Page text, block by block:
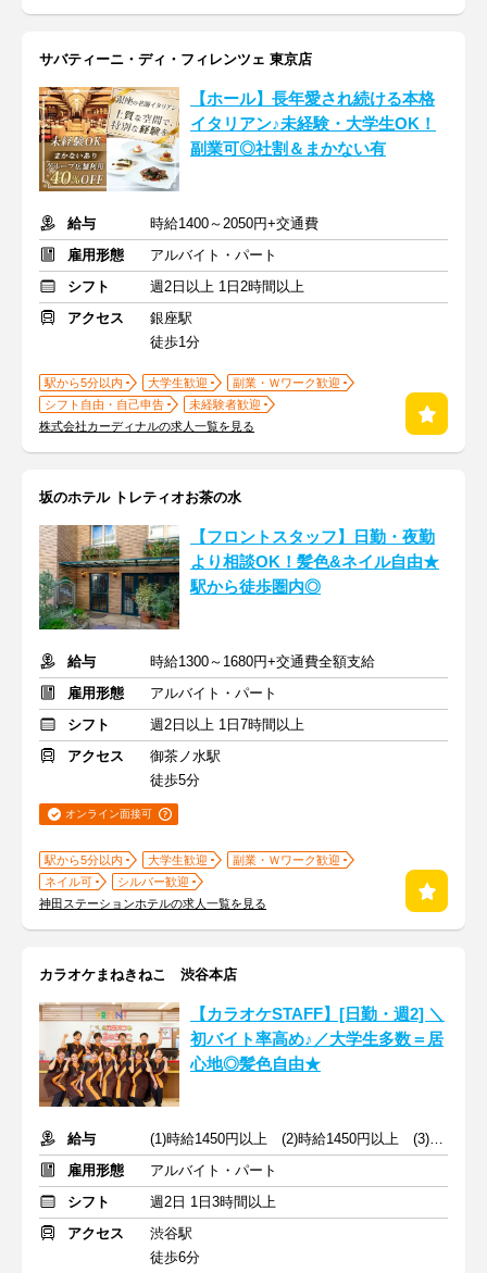
サバティーニ・ディ・フィレンツェ 東京店
【ホール】長年愛され続ける本格
イタリアン♪未経験・大学生OK！
副業可◎社割＆まかない有
給与
時給1400～2050円+交通費
雇用形態
アルバイト・パート
シフト
週2日以上 1日2時間以上
アクセス
銀座駅
徒歩1分
駅から5分以内 大学生歓迎
副業・Ｗワーク歓迎
シフト自由・自己申告
未経験者歓迎
株式会社カーディナルの求人一覧を見る
坂のホテル トレティオお茶の水
【フロントスタッフ】日勤・夜勤
より相談OK！髪色&ネイル自由★
駅から徒歩圏内◎
給与
時給1300～1680円+交通費全額支給
雇用形態
アルバイト・パート
シフト
週2日以上 1日7時間以上
アクセス
御茶ノ水駅
徒歩5分
オンライン面接可
駅から5分以内 大学生歓迎
副業・Ｗワーク歓迎
ネイル可
シルバー歓迎
神田ステーションホテルの求人一覧を見る
カラオケまねきねこ 渋谷本店
【カラオケSTAFF】[日勤・週2] ＼
初バイト率高め♪／大学生多数＝居
心地◎髪色自由★
給与
(1)時給1450円以上 (2)時給1450円以上 (3)時給1300円以上
雇用形態
アルバイト・パート
シフト
週2日 1日3時間以上
アクセス
渋谷駅
徒歩6分